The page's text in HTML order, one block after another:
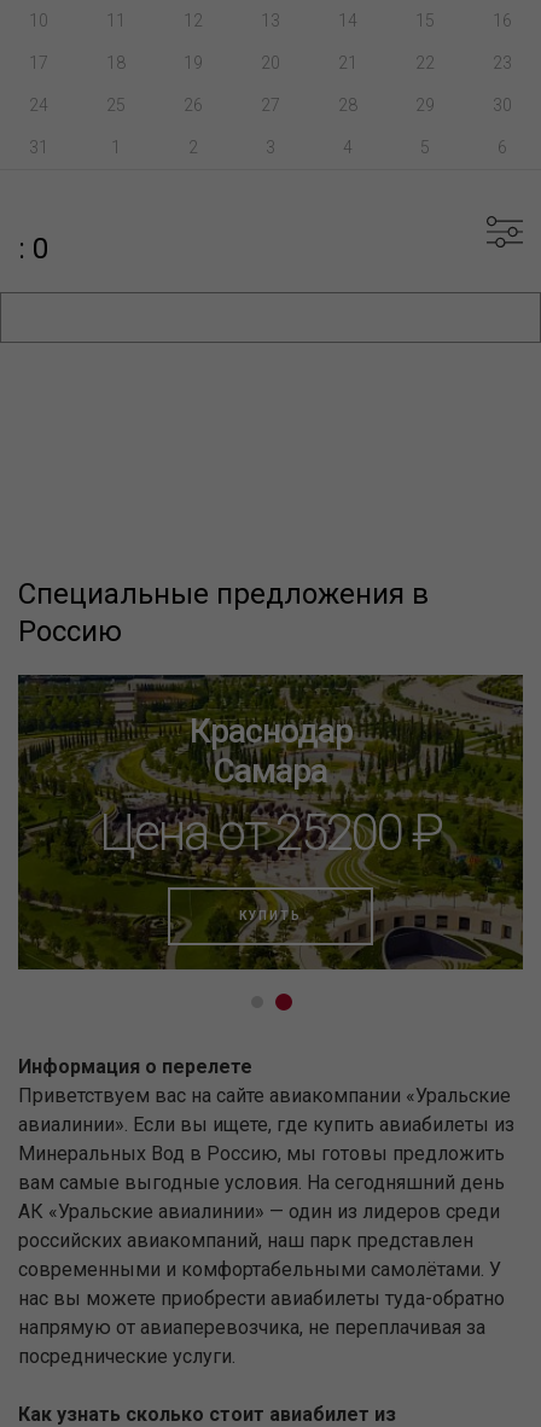
10 11 12 13 14 15 16
17 18 19 20 21 22 23
24 25 26 27 28 29 30
31 1 2 3 4 5 6
: 0
Специальные предложения в
Россию
Краснодар
Самара
Цена от 25200 ₽
КУПИТЬ
Информация о перелете
Приветствуем вас на сайте авиакомпании «Уральские
авиалинии». Если вы ищете, где купить авиабилеты из
Минеральных Вод в Россию, мы готовы предложить
вам самые выгодные условия. На сегодняшний день
АК «Уральские авиалинии» — один из лидеров среди
российских авиакомпаний, наш парк представлен
современными и комфортабельными самолётами. У
нас вы можете приобрести авиабилеты туда-обратно
напрямую от авиаперевозчика, не переплачивая за
посреднические услуги.
Как узнать сколько стоит авиабилет из